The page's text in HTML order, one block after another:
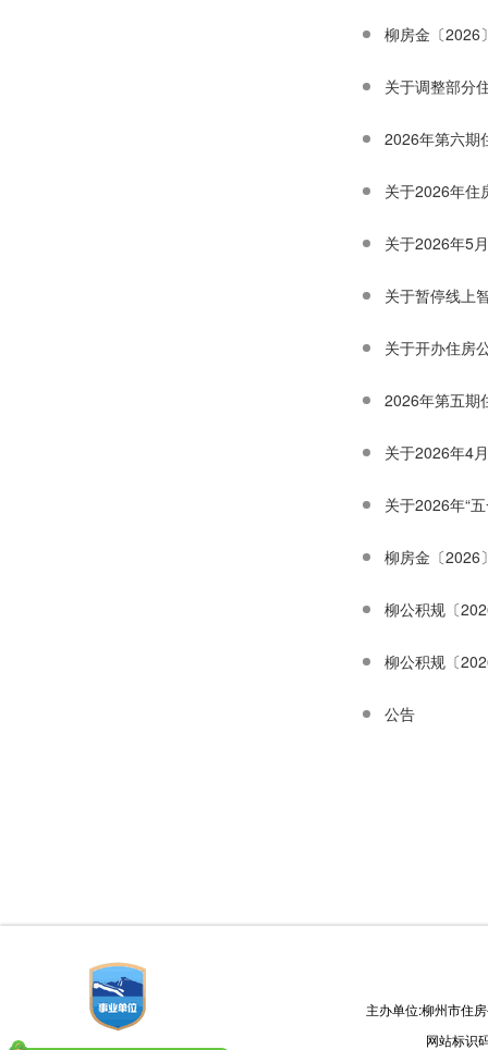
柳房金〔2026
关于调整部分
2026年第六期
关于2026年住
关于2026年5
关于暂停线上
关于开办住房
2026年第五期
关于2026年4
关于2026年“
柳房金〔2026
柳公积规〔
柳公积规〔
公告
主办单位:柳州市住
网站标识